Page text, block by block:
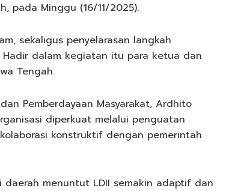
pada Minggu (16/11/2025).
sekaligus penyelarasan langkah
dalam kegiatan itu para ketua dan
Tengah.
Pemberdayaan Masyarakat, Ardhito
diperkuat melalui penguatan
konstruktif dengan pemerintah
menuntut LDII semakin adaptif dan